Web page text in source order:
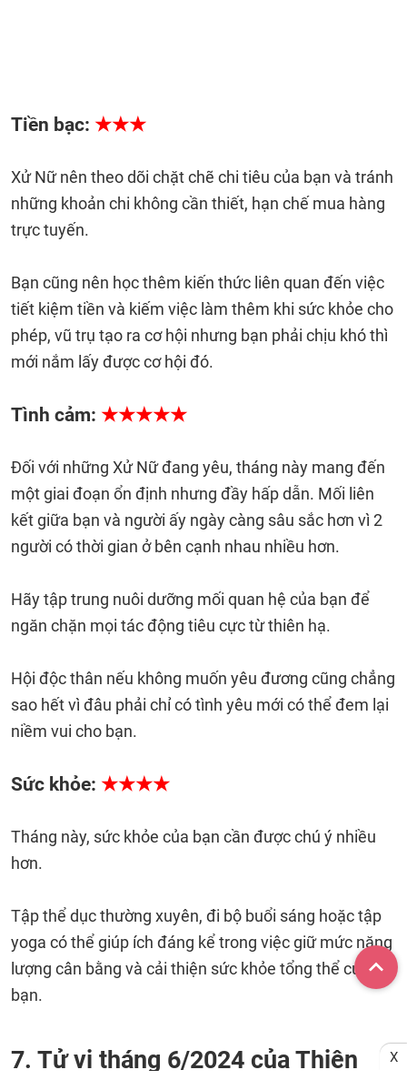
Tiền bạc: ★★★
Xử Nữ nên theo dõi chặt chẽ chi tiêu của bạn và tránh
những khoản chi không cần thiết, hạn chế mua hàng
trực tuyến.
Bạn cũng nên học thêm kiến thức liên quan đến việc
tiết kiệm tiền và kiếm việc làm thêm khi sức khỏe cho
phép, vũ trụ tạo ra cơ hội nhưng bạn phải chịu khó thì
mới nắm lấy được cơ hội đó.
Tình cảm: ★★★★★
Đối với những Xử Nữ đang yêu, tháng này mang đến
một giai đoạn ổn định nhưng đầy hấp dẫn. Mối liên
kết giữa bạn và người ấy ngày càng sâu sắc hơn vì 2
người có thời gian ở bên cạnh nhau nhiều hơn.
Hãy tập trung nuôi dưỡng mối quan hệ của bạn để
ngăn chặn mọi tác động tiêu cực từ thiên hạ.
Hội độc thân nếu không muốn yêu đương cũng chẳng
sao hết vì đâu phải chỉ có tình yêu mới có thể đem lại
niềm vui cho bạn.
Sức khỏe: ★★★★
Tháng này, sức khỏe của bạn cần được chú ý nhiều
hơn.
Tập thể dục thường xuyên, đi bộ buổi sáng hoặc tập
yoga có thể giúp ích đáng kể trong việc giữ mức năng
lượng cân bằng và cải thiện sức khỏe tổng thể của
bạn.
7. Tử vi tháng 6/2024 của Thiên
X